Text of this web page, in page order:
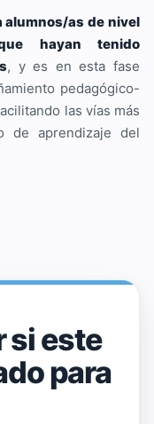
alumnos/as de nivel
hayan tenido
, y es en esta fase
pedagógico-
las vías más
de aprendizaje del
si este
para